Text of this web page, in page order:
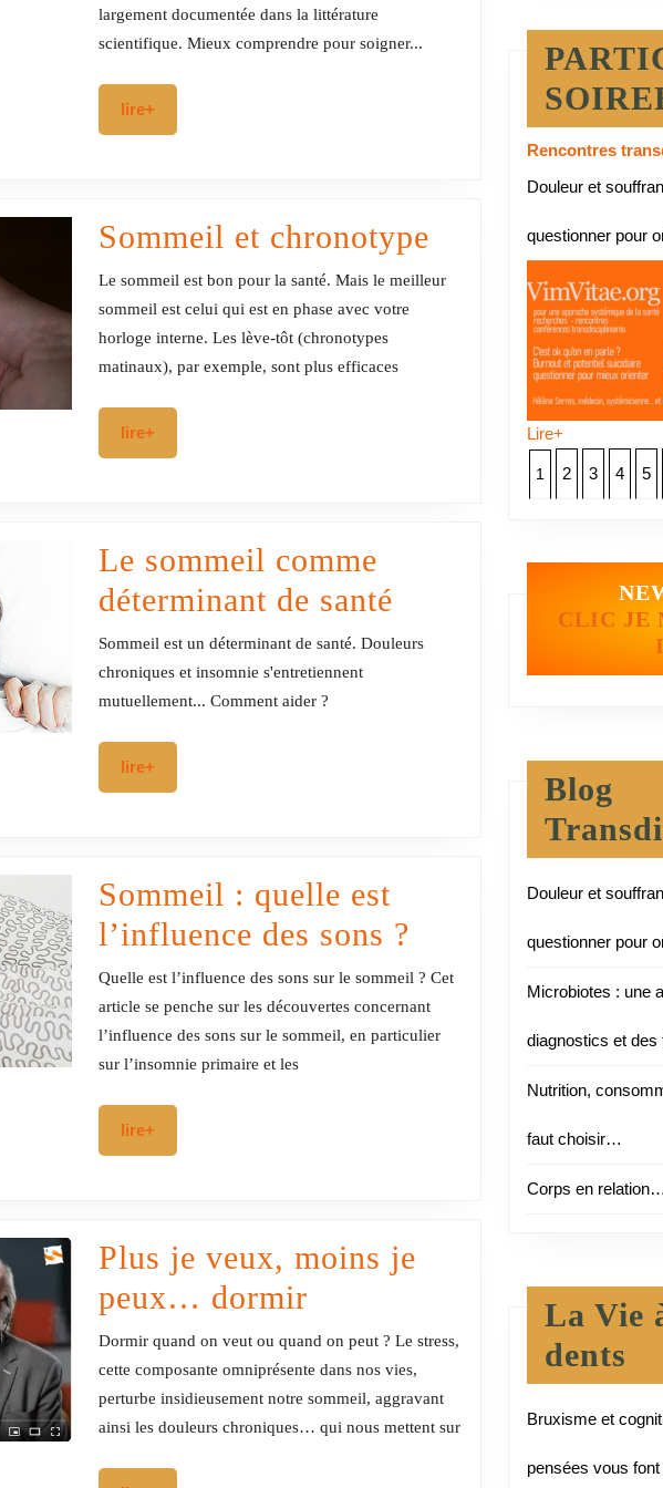
évaluer
majeur
de
santé
publique
largement documentée dans la littérature
scientifique. Mieux comprendre pour soigner...
lire+
Sommeil et chronotype Sommeil
et
chronotype
Le sommeil est bon pour la santé. Mais le meilleur
sommeil est celui qui est en phase avec votre
horloge interne. Les lève-tôt (chronotypes
matinaux), par exemple, sont plus efficaces
lire+
Le sommeil comme
déterminant de santé
sommeil
Sommeil est un déterminant de santé. Douleurs
chroniques et insomnie s'entretiennent
mutuellement... Comment aider ?
lire+
Sommeil : quelle est
l’influence des sons ? Sommeil
:
quelle
est
l’influence
Quelle est l’influence des sons sur le sommeil ? Cet
article se penche sur les découvertes concernant
l’influence des sons sur le sommeil, en particulier
sur l’insomnie primaire et les
lire+
Plus je veux, moins je
peux… dormir
je
veux,
moins
Dormir quand on veut ou quand on peut ? Le stress,
cette composante omniprésente dans nos vies,
perturbe insidieusement notre sommeil, aggravant
ainsi les douleurs chroniques… qui nous mettent sur
Rencontres
Douleur et
questionner pour
Lire+
1 2 3 4 5
CLIC JE
Blog
Douleur et
questionner pour
Microbiotes : une
diagnostics et des
Nutrition,
faut choisir…
Corps en
La Vie
dents
Bruxisme et
pensées vous